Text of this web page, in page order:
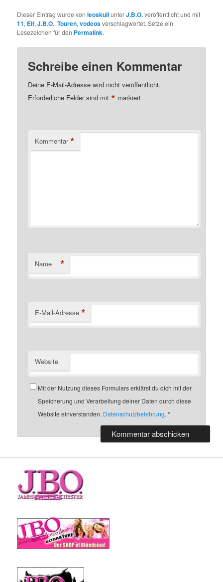
Dieser Eintrag wurde vonleoskullunterJ.B.O.veröffentlicht und mit
11, Elf,J.B.O.,Touren,vodeosverschlagwortet. Setze ein
Lesezeichen für den Permalink.
Schreibe einen Kommentar
Deine E-Mail-Adresse wird nicht veröffentlicht.
Erforderliche Felder sind mit* markiert
Kommentar *
Name *
E-Mail-Adresse *
Website
Mit der Nutzung dieses Formulars erklärst du dich mit der
Speicherung und Verarbeitung deiner Daten durch diese
Website einverstanden. Datenschutzbelehrung.*